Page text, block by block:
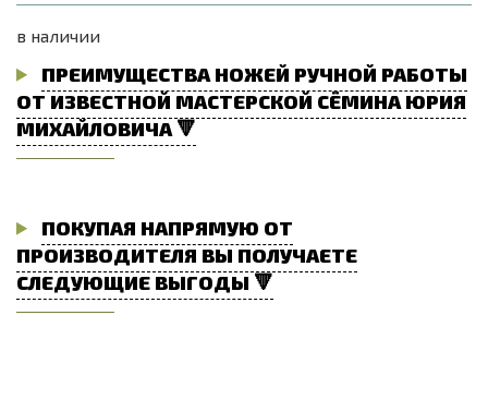
в наличии
ПРЕИМУЩЕСТВА НОЖЕЙ РУЧНОЙ РАБОТЫ
ОТ ИЗВЕСТНОЙ МАСТЕРСКОЙ СЁМИНА ЮРИЯ
МИХАЙЛОВИЧА 🔻
ПОКУПАЯ НАПРЯМУЮ ОТ
ПРОИЗВОДИТЕЛЯ ВЫ ПОЛУЧАЕТЕ
СЛЕДУЮЩИЕ ВЫГОДЫ 🔻